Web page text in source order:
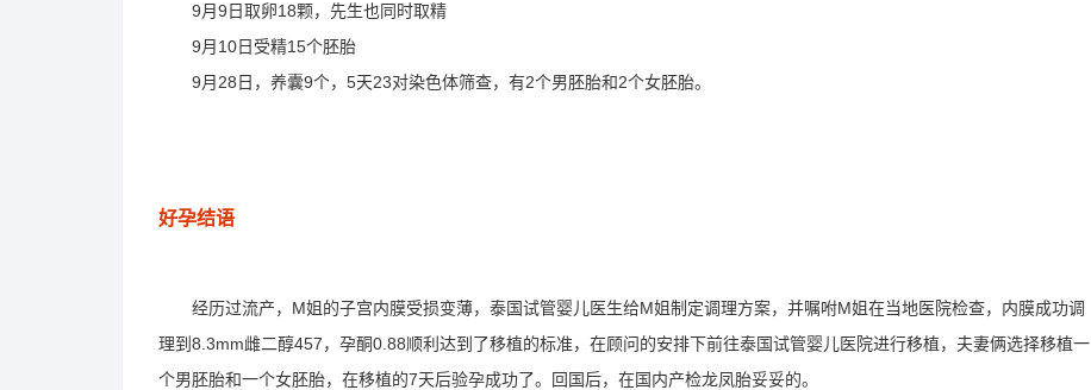
9月9日取卵18颗，先生也同时取精
9月10日受精15个胚胎
9月28日，养囊9个，5天23对染色体筛查，有2个男胚胎和2个女胚胎。
好孕结语
经历过流产，M姐的子宫内膜受损变薄，泰国试管婴儿医生给M姐制定调理方案，并嘱咐M姐在当地医院检查，内膜成功调
理到8.3mm雌二醇457，孕酮0.88顺利达到了移植的标准，在顾问的安排下前往泰国试管婴儿医院进行移植，夫妻俩选择移植一
个男胚胎和一个女胚胎，在移植的7天后验孕成功了。回国后，在国内产检龙凤胎妥妥的。